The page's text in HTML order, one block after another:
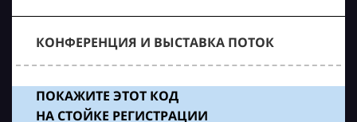
КОНФЕРЕНЦИЯ И ВЫСТАВКА ПОТОК
ПОКАЖИТЕ ЭТОТ КОД
НА СТОЙКЕ РЕГИСТРАЦИИ